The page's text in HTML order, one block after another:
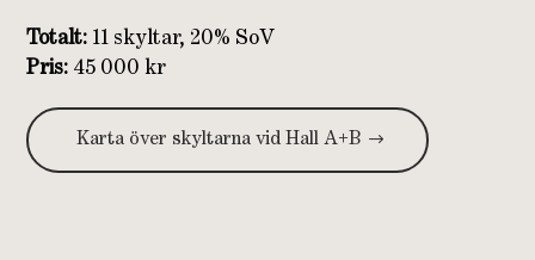
Totalt: 11 skyltar, 20% SoV
Pris: 45 000 kr
Karta över skyltarna vid Hall A+B